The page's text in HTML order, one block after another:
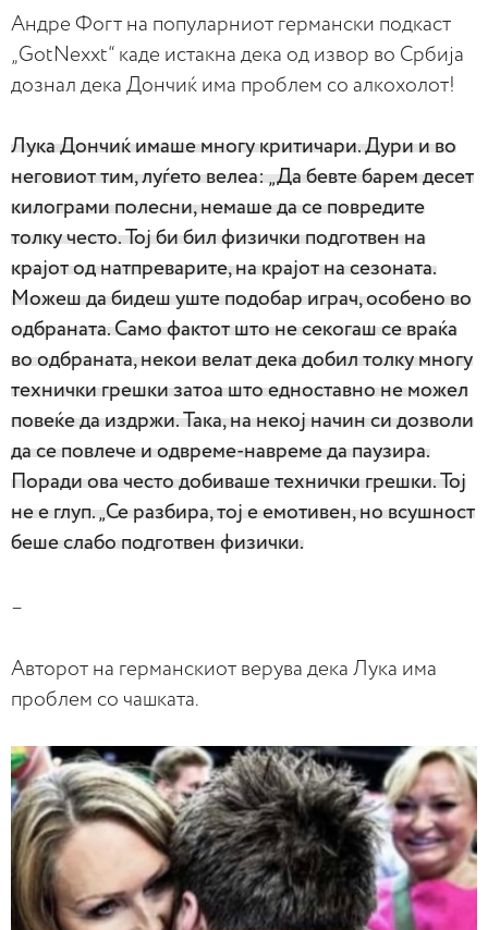
Андре Фогт на популарниот германски подкаст
„GotNexxt“ каде истакна дека од извор во Србија
дознал дека Дончиќ има проблем со алкохолот!
Лука Дончиќ имаше многу критичари. Дури и во
неговиот тим, луѓето велеа: „Да бевте барем десет
килограми полесни, немаше да се повредите
толку често. Тој би бил физички подготвен на
крајот од натпреварите, на крајот на сезоната.
Можеш да бидеш уште подобар играч, особено во
одбраната. Само фактот што не секогаш се враќа
во одбраната, некои велат дека добил толку многу
технички грешки затоа што едноставно не можел
повеќе да издржи. Така, на некој начин си дозволи
да се повлече и одвреме-навреме да паузира.
Поради ова често добиваше технички грешки. Тој
не е глуп. „Се разбира, тој е емотивен, но всушност
беше слабо подготвен физички.
–
Авторот на германскиот верува дека Лука има
проблем со чашката.